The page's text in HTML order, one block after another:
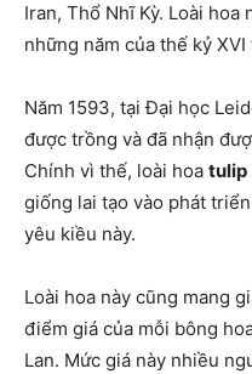
Iran, Thổ Nhĩ Kỳ. Loài hoa
những năm của thế kỷ
Năm 1593, tại Đại học
được trồng và đã nhận
Chính vì thế, loài hoa tulip
giống lai tạo vào phát
yêu kiều này.
Loài hoa này cũng mang
điểm giá của mỗi bông
Lan. Mức giá này nhiều